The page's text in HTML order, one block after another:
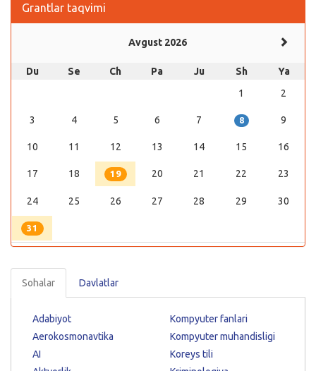
Grantlar taqvimi
Avgust 2026
Du Se Ch Pa Ju Sh
Ya
1
2
3 4 5 6 7 8 9
10 11 12 13 14 15 16
17 18 19 20 21 22 23
24 25 26 27 28 29 30
31
Sohalar Davlatlar
Adabiyot
Aerokosmonavtika
AI
Kompyuter fanlari
Kompyuter muhandisligi
Koreys tili